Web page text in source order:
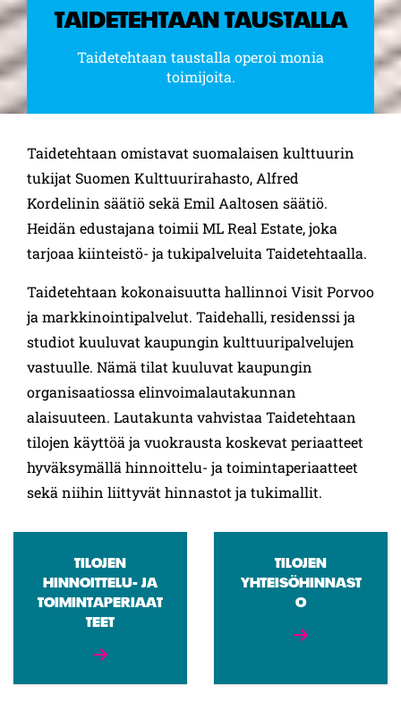
TAIDETEHTAAN TAUSTALLA
Taidetehtaan taustalla operoi monia
toimijoita.
Taidetehtaan omistavat suomalaisen kulttuurin
tukijat Suomen Kulttuurirahasto, Alfred
Kordelinin säätiö sekä Emil Aaltosen säätiö.
Heidän edustajana toimii ML Real Estate, joka
tarjoaa kiinteistö- ja tukipalveluita Taidetehtaalla.
Taidetehtaan kokonaisuutta hallinnoi Visit Porvoo
ja markkinointipalvelut. Taidehalli, residenssi ja
studiot kuuluvat kaupungin kulttuuripalvelujen
vastuulle. Nämä tilat kuuluvat kaupungin
organisaatiossa elinvoimalautakunnan
alaisuuteen. Lautakunta vahvistaa Taidetehtaan
tilojen käyttöä ja vuokrausta koskevat periaatteet
hyväksymällä hinnoittelu- ja toimintaperiaatteet
sekä niihin liittyvät hinnastot ja tukimallit.
TILOJEN
HINNOITTELU- JA
TOIMINTAPERIAAT
TEET
TILOJEN
YHTEISÖHINNAST
O